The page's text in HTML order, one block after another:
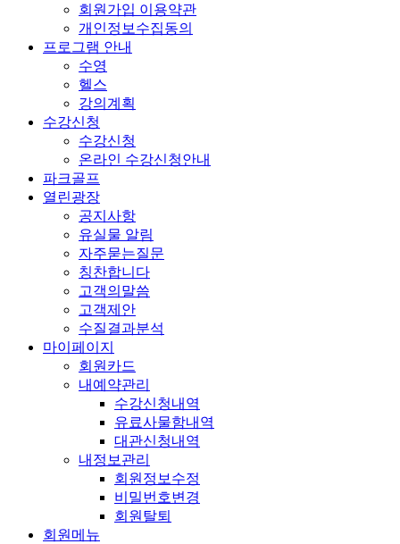
회원가입 이용약관
개인정보수집동의
프로그램 안내
수영
헬스
강의계획
수강신청
수강신청
온라인 수강신청안내
파크골프
열린광장
공지사항
유실물 알림
자주묻는질문
칭찬합니다
고객의말씀
고객제안
수질결과분석
마이페이지
회원카드
내예약관리
수강신청내역
유료사물함내역
대관신청내역
내정보관리
회원정보수정
비밀번호변경
회원탈퇴
회원메뉴